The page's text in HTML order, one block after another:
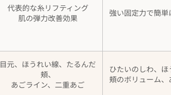
代表的な糸リフティング
肌の弾力改善効果
強い固定力で簡単
目元、ほうれい線、たるんだ
頬、
あごライン、二重あご
ひたいのしわ、ほ
頬のボリューム、